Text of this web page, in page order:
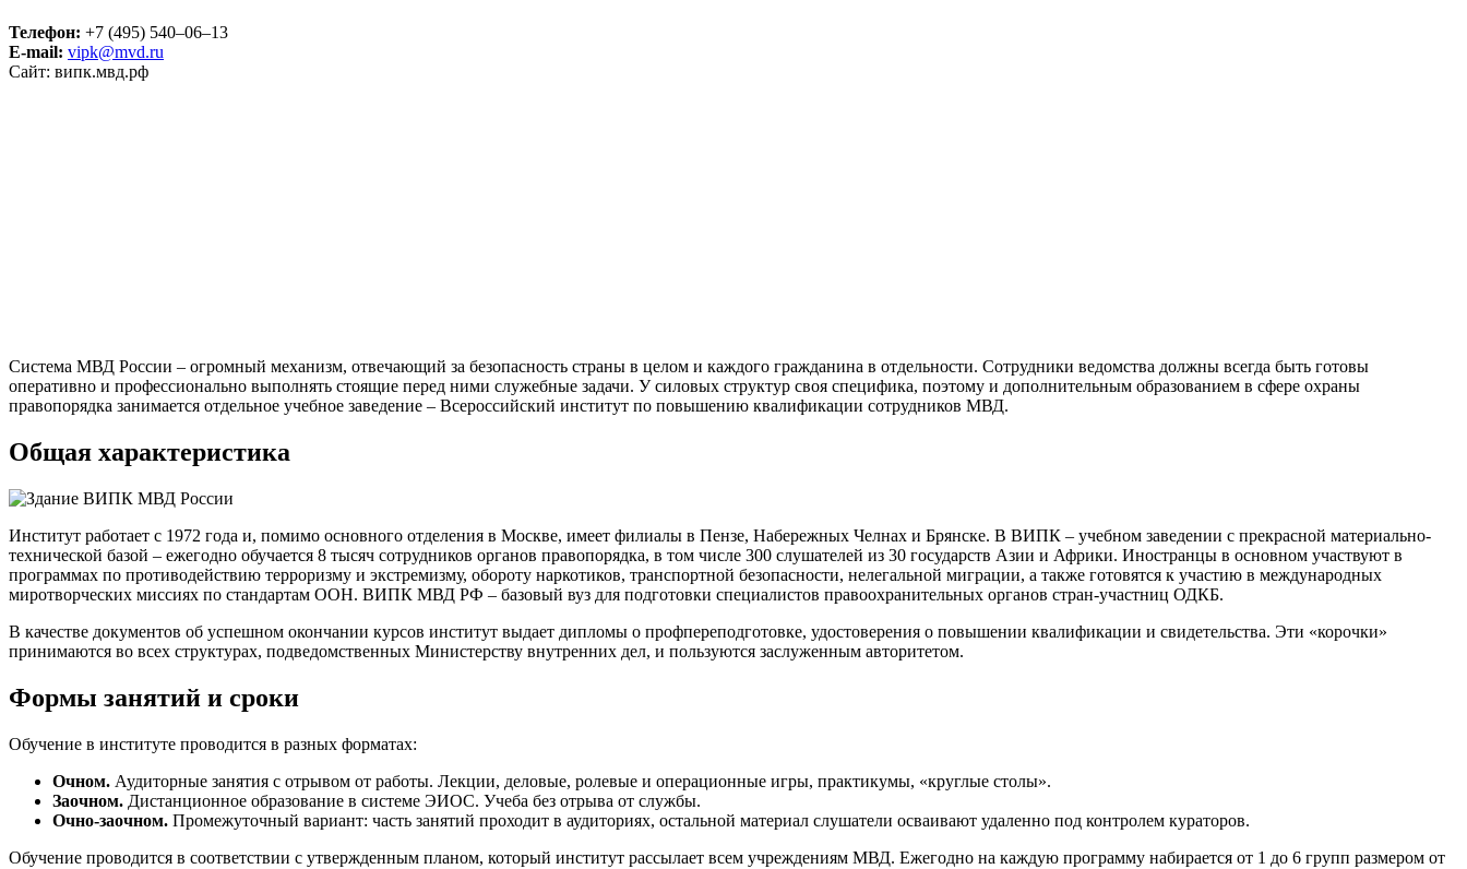
Телефон: +7 (495) 540–06–13
E-mail: vipk@mvd.ru
Сайт: випк.мвд.рф
Система МВД России – огромный механизм, отвечающий за безопасность страны в целом и каждого гражданина в отдельности. Сотрудники ведомства должны всегда быть готовы
оперативно и профессионально выполнять стоящие перед ними служебные задачи. У силовых структур своя специфика, поэтому и дополнительным образованием в сфере охраны
правопорядка занимается отдельное учебное заведение – Всероссийский институт по повышению квалификации сотрудников МВД.
Общая характеристика
Институт работает с 1972 года и, помимо основного отделения в Москве, имеет филиалы в Пензе, Набережных Челнах и Брянске. В ВИПК – учебном заведении с прекрасной материально-
технической базой – ежегодно обучается 8 тысяч сотрудников органов правопорядка, в том числе 300 слушателей из 30 государств Азии и Африки. Иностранцы в основном участвуют в
программах по противодействию терроризму и экстремизму, обороту наркотиков, транспортной безопасности, нелегальной миграции, а также готовятся к участию в международных
миротворческих миссиях по стандартам ООН. ВИПК МВД РФ – базовый вуз для подготовки специалистов правоохранительных органов стран-участниц ОДКБ.
В качестве документов об успешном окончании курсов институт выдает дипломы о профпереподготовке, удостоверения о повышении квалификации и свидетельства. Эти «корочки»
принимаются во всех структурах, подведомственных Министерству внутренних дел, и пользуются заслуженным авторитетом.
Формы занятий и сроки
Обучение в институте проводится в разных форматах:
Очном. Аудиторные занятия с отрывом от работы. Лекции, деловые, ролевые и операционные игры, практикумы, «круглые столы».
Заочном. Дистанционное образование в системе ЭИОС. Учеба без отрыва от службы.
Очно-заочном. Промежуточный вариант: часть занятий проходит в аудиториях, остальной материал слушатели осваивают удаленно под контролем кураторов.
Обучение проводится в соответствии с утвержденным планом, который институт рассылает всем учреждениям МВД. Ежегодно на каждую программу набирается от 1 до 6 групп размером от